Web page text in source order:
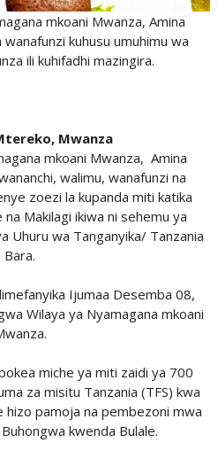
mkoani Mwanza, Amina
kuhusu umuhimu wa
ili kuhifadhi mazingira.
Mwanza
mkoani Mwanza, Amina
walimu, wanafunzi na
zoezi la kupanda miti katika
Makilagi ikiwa ni sehemu ya
Uhuru wa Tanganyika/ Tanzania
Bara.
Ijumaa Desemba 08,
Wilaya ya Nyamagana mkoani
miche ya miti zaidi ya 700
za misitu Tanzania (TFS) kwa
hizo pamoja na pembezoni mwa
kwenda Bulale.